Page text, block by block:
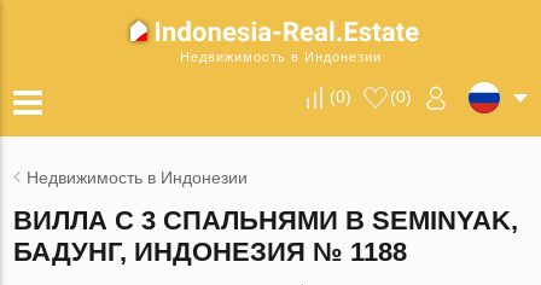
Недвижимость в Индонезии
(0) (0)
Недвижимость в Индонезии
ВИЛЛА С 3 СПАЛЬНЯМИ В SEMINYAK,
БАДУНГ, ИНДОНЕЗИЯ № 1188